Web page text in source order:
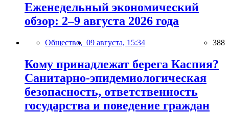
Еженедельный экономический
обзор: 2–9 августа 2026 года
Общество, 09 августа, 15:34 388
Кому принадлежат берега Каспия?
Санитарно-эпидемиологическая
безопасность, ответственность
государства и поведение граждан